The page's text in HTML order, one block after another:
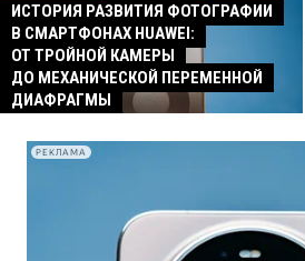
ИСТОРИЯ РАЗВИТИЯ ФОТОГРАФИИ
В СМАРТФОНАХ HUAWEI:
ОТ ТРОЙНОЙ КАМЕРЫ
ДО МЕХАНИЧЕСКОЙ ПЕРЕМЕННОЙ
ДИАФРАГМЫ
РЕКЛАМА